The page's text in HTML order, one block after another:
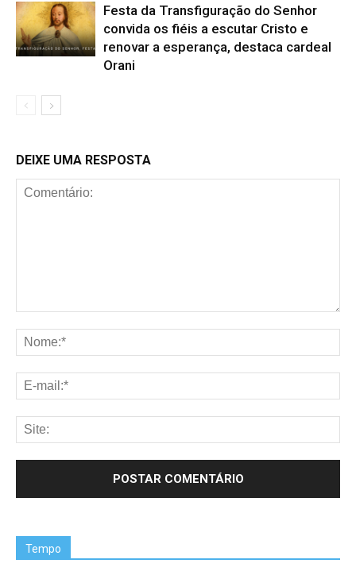
Festa da Transfiguração do Senhor
convida os fiéis a escutar Cristo e
renovar a esperança, destaca cardeal
Orani
DEIXE UMA RESPOSTA
Tempo